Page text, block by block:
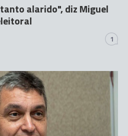
alarido", diz Miguel
1